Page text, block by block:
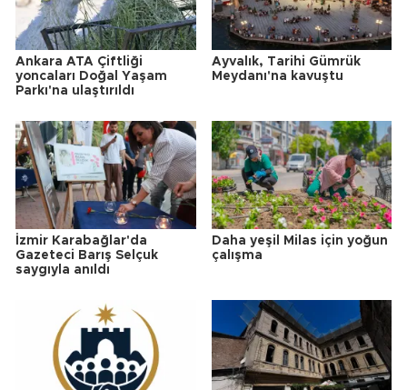
Ankara ATA Çiftliği
yoncaları Doğal Yaşam
Parkı'na ulaştırıldı
Ayvalık, Tarihi Gümrük
Meydanı'na kavuştu
İzmir Karabağlar'da
Gazeteci Barış Selçuk
saygıyla anıldı
Daha yeşil Milas için yoğun
çalışma